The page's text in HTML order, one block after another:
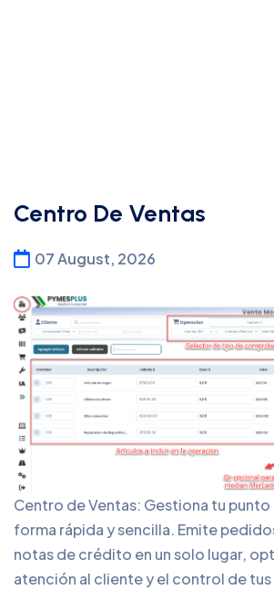
Centro De Ventas
07 August, 2026
Centro de Ventas: Gestiona tu
forma rápida y sencilla. Emite
notas de crédito en un solo lugar,
atención al cliente y el control de tus